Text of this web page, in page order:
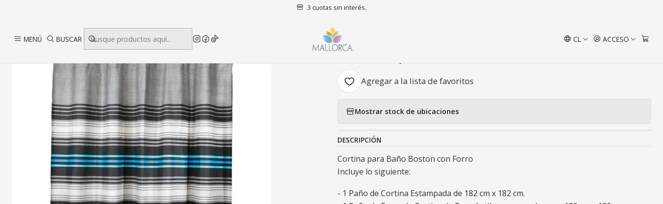
MENÚ BUSCAR CL ACCESO
3 cuotas sin interés.
Cortinas de baño Cortina para Baño Boston
|
Cortina para Baño Boston
Agregar a la lista de favoritos
Mostrar stock de ubicaciones
DESCRIPCIÓN
Cortina para Baño Boston con Forro
Incluye lo siguiente:
- 1 Paño de Cortina Estampada de 182 cm x 182 cm.